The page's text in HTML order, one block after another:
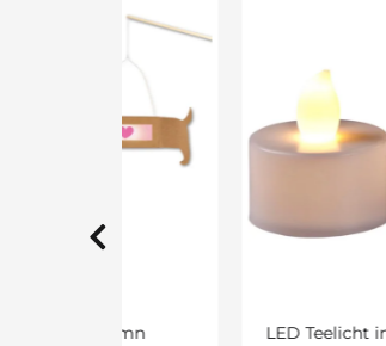
LED Teelicht inkl. Batterie,